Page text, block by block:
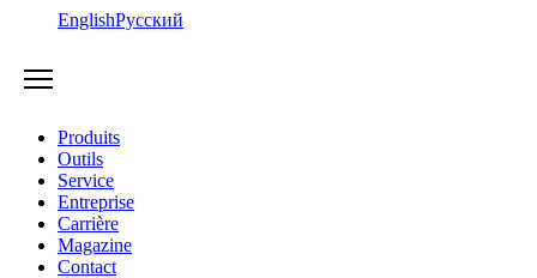
EnglishРусский
Produits
Outils
Service
Entreprise
Carrière
Magazine
Contact